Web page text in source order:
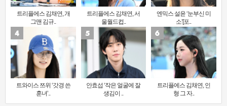
트리플에스 김채연, 개
그맨 김규..
트리플에스 김채연, 서
울월드컵..
엔믹스 설윤 ‘눈부신 미
소’[포..
트와이스 쯔위 ‘갓경 쓴
훈녀’..
안효섭 ‘작은 얼굴에 잘
생김이 ..
트리플에스 김채연, 인
형 그 자..